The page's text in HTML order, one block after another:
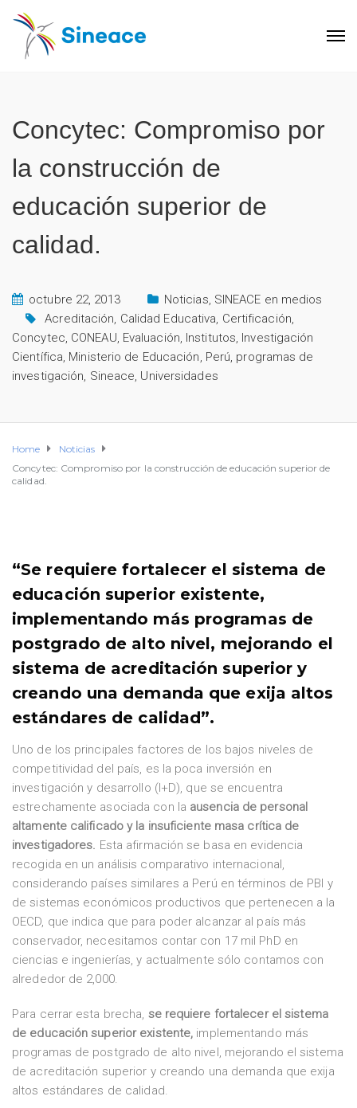
Concytec: Compromiso por
la construcción de
educación superior de
calidad.
octubre 22, 2013 Noticias, SINEACE en medios
Acreditación, Calidad Educativa, Certificación,
Concytec, CONEAU, Evaluación, Institutos, Investigación
Científica, Ministerio de Educación, Perú, programas de
investigación, Sineace, Universidades
Home
Noticias
Concytec: Compromiso por la construcción de educación superior de
calidad.
“Se requiere fortalecer el sistema de
educación superior existente,
implementando más programas de
postgrado de alto nivel, mejorando el
sistema de acreditación superior y
creando una demanda que exija altos
estándares de calidad”.
Uno de los principales factores de los bajos niveles de
competitividad del país, es la poca inversión en
investigación y desarrollo (I+D), que se encuentra
estrechamente asociada con la ausencia de personal
altamente calificado y la insuficiente masa crítica de
investigadores. Esta afirmación se basa en evidencia
recogida en un análisis comparativo internacional,
considerando países similares a Perú en términos de PBI y
de sistemas económicos productivos que pertenecen a la
OECD, que indica que para poder alcanzar al país más
conservador, necesitamos contar con 17 mil PhD en
ciencias e ingenierías, y actualmente sólo contamos con
alrededor de 2,000.
Para cerrar esta brecha, se requiere fortalecer el sistema
de educación superior existente, implementando más
programas de postgrado de alto nivel, mejorando el sistema
de acreditación superior y creando una demanda que exija
altos estándares de calidad.